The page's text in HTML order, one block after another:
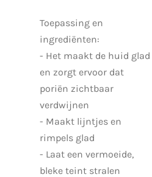
Toepassing en
ingrediënten:
- Het maakt de huid glad
en zorgt ervoor dat
poriën zichtbaar
verdwijnen
- Maakt lijntjes en
rimpels glad
- Laat een vermoeide,
bleke teint stralen